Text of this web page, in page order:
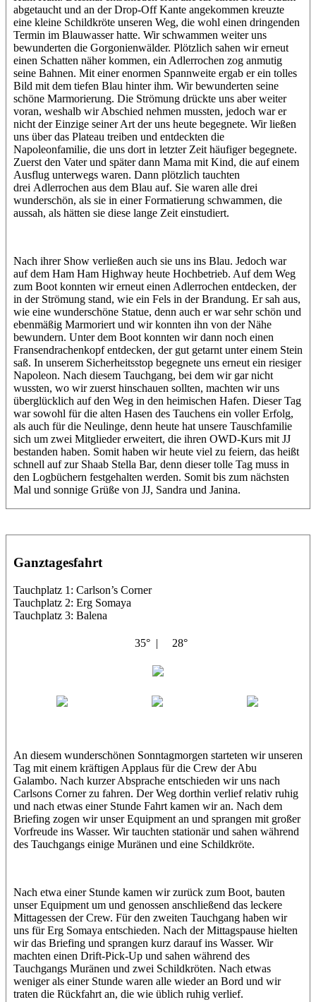
abgetaucht und an der Drop-Off Kante angekommen kreuzte
eine kleine Schildkröte unseren Weg, die wohl einen dringenden
Termin im Blauwasser hatte. Wir schwammen weiter uns
bewunderten die Gorgonienwälder. Plötzlich sahen wir erneut
einen Schatten näher kommen, ein Adlerrochen zog anmutig
seine Bahnen. Mit einer enormen Spannweite ergab er ein tolles
Bild mit dem tiefen Blau hinter ihm. Wir bewunderten seine
schöne Marmorierung. Die Strömung drückte uns aber weiter
voran, weshalb wir Abschied nehmen mussten, jedoch war er
nicht der Einzige seiner Art der uns heute begegnete. Wir ließen
uns über das Plateau treiben und entdeckten die
Napoleonfamilie, die uns dort in letzter Zeit häufiger begegnete.
Zuerst den Vater und später dann Mama mit Kind, die auf einem
Ausflug unterwegs waren. Dann plötzlich tauchten
drei Adlerrochen aus dem Blau auf. Sie waren alle drei
wunderschön, als sie in einer Formatierung schwammen, die
aussah, als hätten sie diese lange Zeit einstudiert.
Nach ihrer Show verließen auch sie uns ins Blau. Jedoch war
auf dem Ham Ham Highway heute Hochbetrieb. Auf dem Weg
zum Boot konnten wir erneut einen Adlerrochen entdecken, der
in der Strömung stand, wie ein Fels in der Brandung. Er sah aus,
wie eine wunderschöne Statue, denn auch er war sehr schön und
ebenmäßig Marmoriert und wir konnten ihn von der Nähe
bewundern. Unter dem Boot konnten wir dann noch einen
Fransendrachenkopf entdecken, der gut getarnt unter einem Stein
saß. In unserem Sicherheitsstop begegnete uns erneut ein riesiger
Napoleon. Nach diesem Tauchgang, bei dem wir gar nicht
wussten, wo wir zuerst hinschauen sollten, machten wir uns
überglücklich auf den Weg in den heimischen Hafen. Dieser Tag
war sowohl für die alten Hasen des Tauchens ein voller Erfolg,
als auch für die Neulinge, denn heute hat unsere Tauschfamilie
sich um zwei Mitglieder erweitert, die ihren OWD-Kurs mit JJ
bestanden haben. Somit haben wir heute viel zu feiern, das heißt
schnell auf zur Shaab Stella Bar, denn dieser tolle Tag muss in
den Logbüchern festgehalten werden. Somit bis zum nächsten
Mal und sonnige Grüße von JJ, Sandra und Janina.
Ganztagesfahrt
Tauchplatz 1: Carlson’s Corner
Tauchplatz 2: Erg Somaya
Tauchplatz 3: Balena
35° | 28°
An diesem wunderschönen Sonntagmorgen starteten wir unseren
Tag mit einem kräftigen Applaus für die Crew der Abu
Galambo. Nach kurzer Absprache entschieden wir uns nach
Carlsons Corner zu fahren. Der Weg dorthin verlief relativ ruhig
und nach etwas einer Stunde Fahrt kamen wir an. Nach dem
Briefing zogen wir unser Equipment an und sprangen mit großer
Vorfreude ins Wasser. Wir tauchten stationär und sahen während
des Tauchgangs einige Muränen und eine Schildkröte.
Nach etwa einer Stunde kamen wir zurück zum Boot, bauten
unser Equipment um und genossen anschließend das leckere
Mittagessen der Crew. Für den zweiten Tauchgang haben wir
uns für Erg Somaya entschieden. Nach der Mittagspause hielten
wir das Briefing und sprangen kurz darauf ins Wasser. Wir
machten einen Drift-Pick-Up und sahen während des
Tauchgangs Muränen und zwei Schildkröten. Nach etwas
weniger als einer Stunde waren alle wieder an Bord und wir
traten die Rückfahrt an, die wie üblich ruhig verlief.